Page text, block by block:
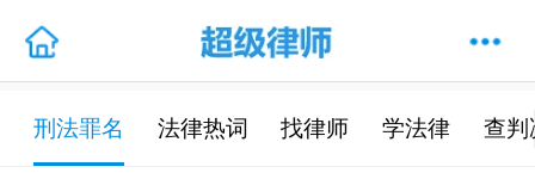
刑法罪名 法律热词 找律师 学法律 查判